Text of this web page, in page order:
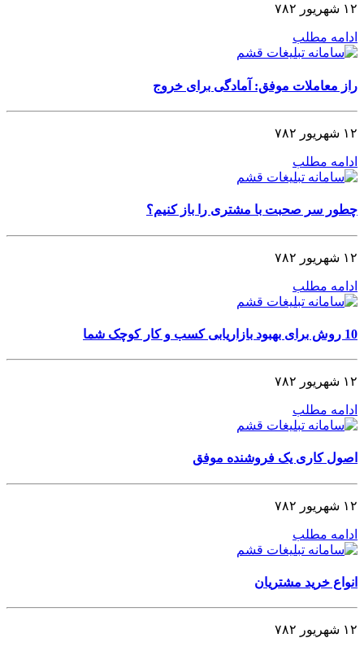
۱۲ شهریور ۷۸۲
ادامه مطلب
راز معاملات موفق: آمادگی برای خروج
۱۲ شهریور ۷۸۲
ادامه مطلب
چطور سر صحبت با مشتری را باز کنیم؟
۱۲ شهریور ۷۸۲
ادامه مطلب
10 روش برای بهبود بازاریابی کسب و کار کوچک شما
۱۲ شهریور ۷۸۲
ادامه مطلب
اصول کاری یک فروشنده موفق
۱۲ شهریور ۷۸۲
ادامه مطلب
انواع خرید مشتریان
۱۲ شهریور ۷۸۲